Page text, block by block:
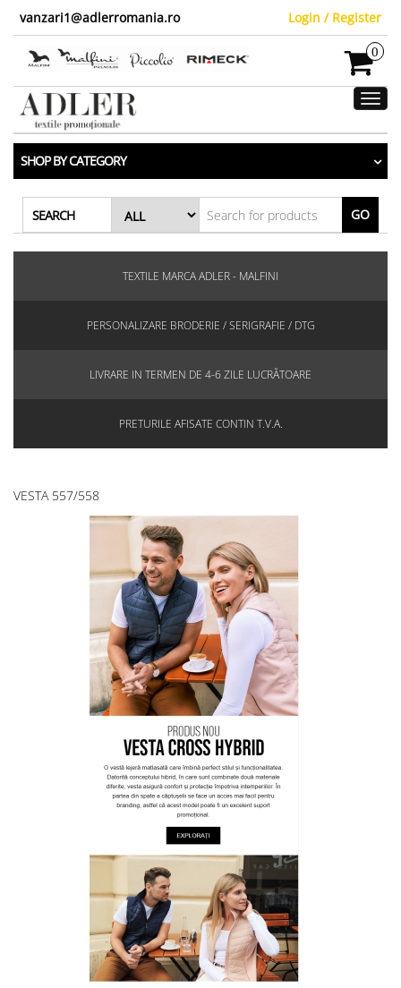
vanzari1@adlerromania.ro Login / Register
0
SHOP BY CATEGORY
SEARCH GO
TEXTILE MARCA ADLER - MALFINI
PERSONALIZARE BRODERIE / SERIGRAFIE / DTG
LIVRARE IN TERMEN DE 4-6 ZILE LUCRĂTOARE
PRETURILE AFISATE CONTIN T.V.A.
VESTA 557/558